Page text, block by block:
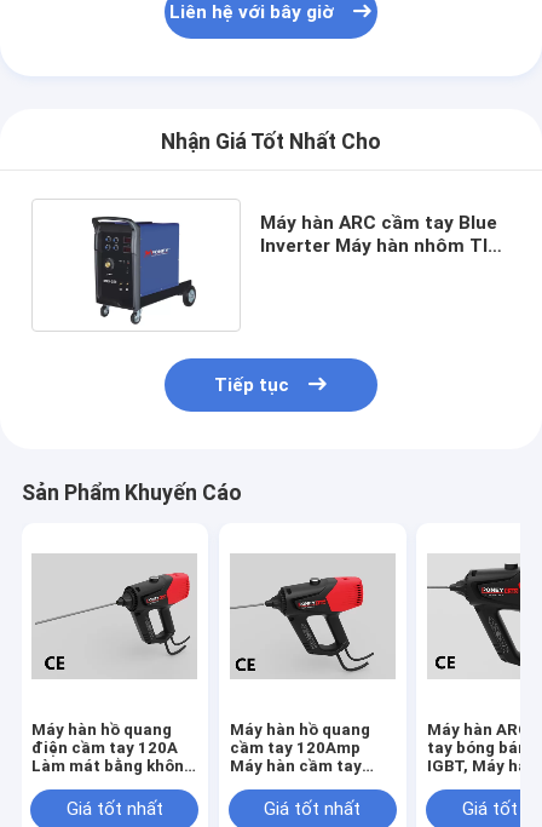
Liên hệ với bây giờ
Nhận Giá Tốt Nhất Cho
Máy hàn ARC cầm tay Blue
Inverter Máy hàn nhôm TIG
Tiếp tục
Sản Phẩm Khuyến Cáo
Máy hàn hồ quang
điện cầm tay 120A
Làm mát bằng không
Giá tốt nhất
Máy hàn hồ quang
cầm tay 120Amp
Máy hàn cầm tay
Giá tốt nhất
Máy hàn ARC
tay bóng bán
IGBT, Máy hàn
Giá tốt